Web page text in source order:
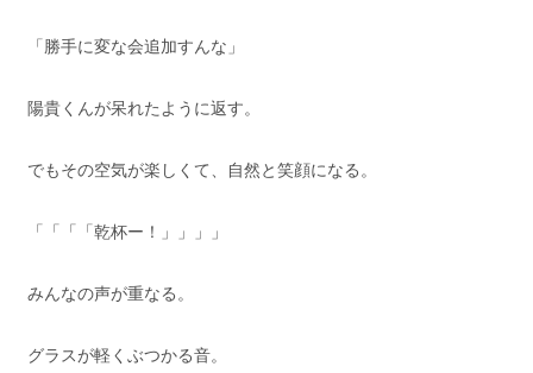
「勝手に変な会追加すんな」
陽貴くんが呆れたように返す。
でもその空気が楽しくて、自然と笑顔になる。
「「「「乾杯ー！」」」」
みんなの声が重なる。
グラスが軽くぶつかる音。